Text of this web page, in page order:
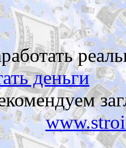
деньги